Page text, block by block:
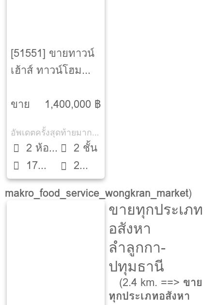
[51551] ขายทาวน์
เฮ้าส์ ทาวน์โฮม
ปทุมธานี
ขาย 1,400,000 ฿
อัพเดตครั้งสุดท้ายมากกว่า 30 วัน
2 ห้อง
นอน17
ตรว.
2 ชั้น
2
ห้องน้ำ
makro_food_service_wongkran_market)
ขายทุกประเภท
อสังหา
ลำลูกกา-
ปทุมธานี
(2.4 km. ==> ขาย
ทุกประเภทอสังหา